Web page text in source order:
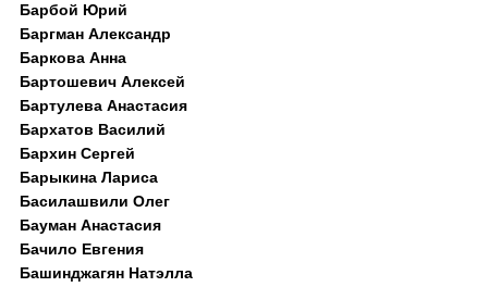
Барбой Юрий
Баргман Александр
Баркова Анна
Бартошевич Алексей
Бартулева Анастасия
Бархатов Василий
Бархин Сергей
Барыкина Лариса
Басилашвили Олег
Бауман Анастасия
Бачило Евгения
Башинджагян Натэлла